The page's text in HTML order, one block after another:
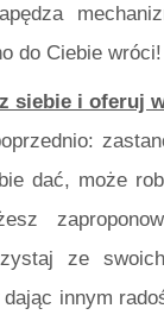
do Ciebie wróci!
siebie i oferuj
dać, może
ze
innym